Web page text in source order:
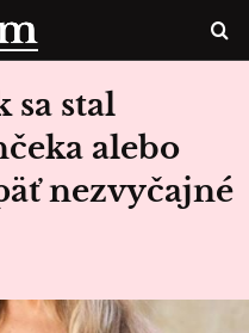
sa stal
alebo
nezvyčajné